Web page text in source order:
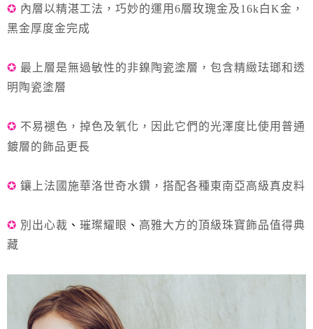
7-11取貨付款
每筆NT$85，滿NT$999(含以上)免運費
每筆NT$85，滿NT$999(含以上)免運費
宅配
✪ 內層以精湛工法，巧妙的運用 6層玫瑰金及16k白K金，
黑金厚度金完成
✪ 最上層是無過敏性的非鎳陶瓷塗層，包含精緻珐瑯和透
明陶瓷塗層
✪ 不易褪色，掉色及氧化 ， 因此它們的光澤度比使用普通
鍍層的飾品更長
✪ 鑲上法國施華洛世奇水鑽，搭配各種東南亞高級真皮料
✪ 別出心裁 、 璀璨耀眼 、 高雅大方的頂級珠寶飾品值得典
藏